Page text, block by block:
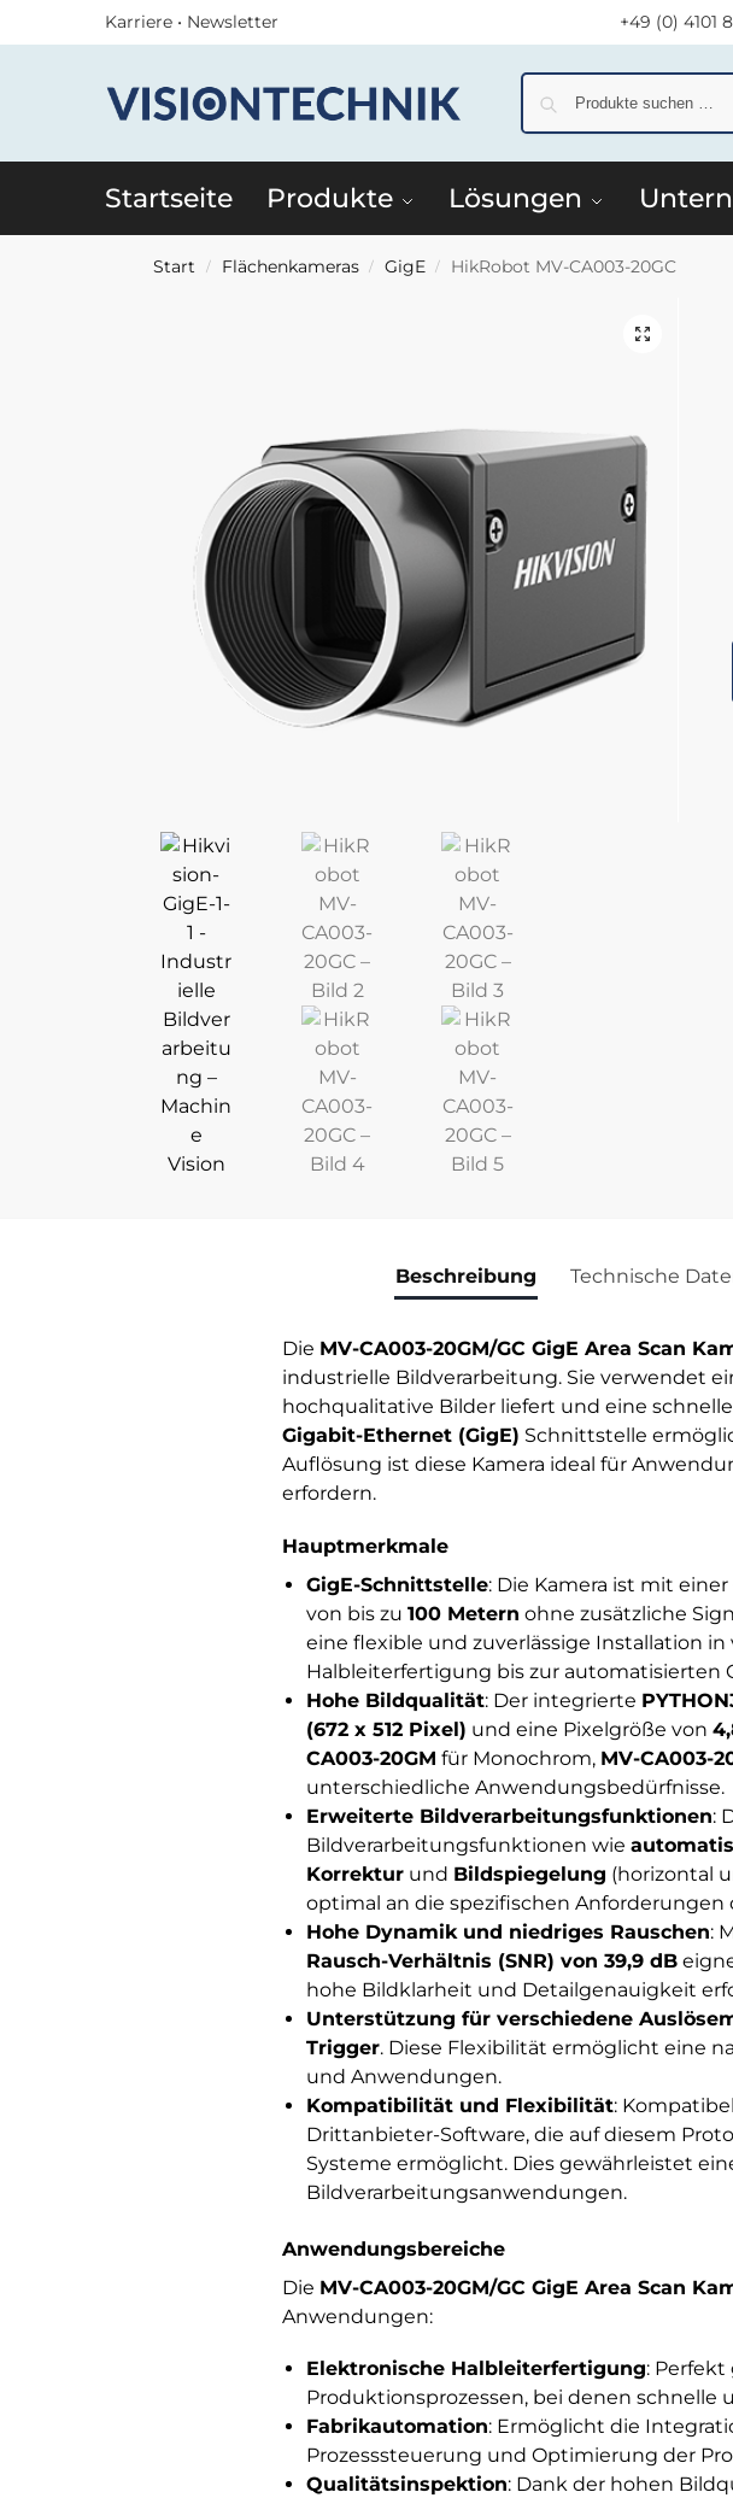
Karriere • Newsletter +49 (0) 4101
Startseite Produkte Lösungen
Start / Flächenkameras / GigE / HikRobot MV-CA003-20GC
Beschreibung Technische
Die MV-CA003-20GM/GC GigE Area Scan
industrielle Bildverarbeitung. Sie verwendet
hochqualitative Bilder liefert und eine
Gigabit-Ethernet (GigE) Schnittstelle
Auflösung ist diese Kamera ideal für
erfordern.
Hauptmerkmale
GigE-Schnittstelle: Die Kamera ist mit
von bis zu 100 Metern ohne zusätzliche
eine flexible und zuverlässige Installation
Halbleiterfertigung bis zur automatisierten
Hohe Bildqualität: Der integrierte
(672 x 512 Pixel) und eine Pixelgröße von
CA003-20GM für Monochrom, MV-CA003-
unterschiedliche Anwendungsbedürfnisse.
Erweiterte Bildverarbeitungsfunktionen:
Bildverarbeitungsfunktionen wie
Korrekturund Bildspiegelung (horizontal
optimal an die spezifischen Anforderungen
Hohe Dynamik und niedriges Rauschen:
Rausch-Verhältnis (SNR) von 39,9 dB
hohe Bildklarheit und Detailgenauigkeit
Unterstützung für verschiedene
Trigger. Diese Flexibilität ermöglicht eine
und Anwendungen.
Kompatibilität und Flexibilität:
Drittanbieter-Software, die auf diesem
Systeme ermöglicht. Dies gewährleistet
Bildverarbeitungsanwendungen.
Anwendungsbereiche
Die MV-CA003-20GM/GC GigE Area Scan
Anwendungen:
Elektronische Halbleiterfertigung:
Produktionsprozessen, bei denen schnelle
Fabrikautomation: Ermöglicht die
Prozesssteuerung und Optimierung der
Qualitätsinspektion: Dank der hohen